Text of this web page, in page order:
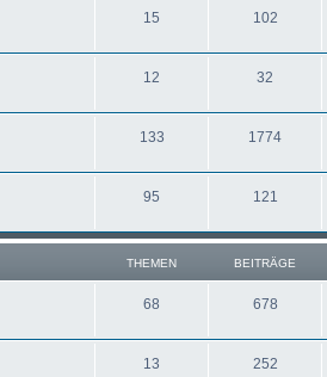
15 102
12 32
133 1774
95 121
THEMEN BEITRÄGE
68 678
13 252